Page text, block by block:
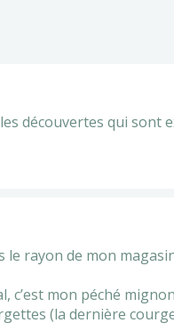
découvertes qui sont
le rayon de mon
c’est mon péché
(la dernière